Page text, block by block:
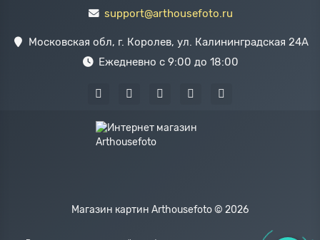
support@arthousefoto.ru
Московская обл, г. Королев, ул. Калининградская 24А
Ежедневно с 9:00 до 18:00
Магазин картин Arthousefoto © 2026